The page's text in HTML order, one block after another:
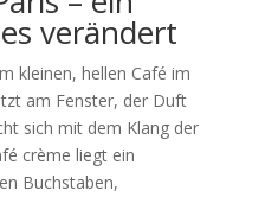
verändert
kleinen, hellen Café im
am Fenster, der Duft
sich mit dem Klang der
crème liegt ein
Buchstaben,